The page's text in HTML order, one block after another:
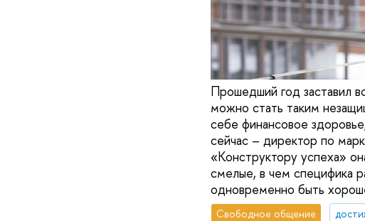
Прошедший год заставил
можно стать таким
себе финансовое
сейчас – директор по
«Конструктору успеха»
смелые, в чем специфика
одновременно быть
Свободное общение